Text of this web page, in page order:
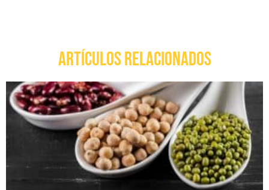
ARTÍCULOS RELACIONADOS